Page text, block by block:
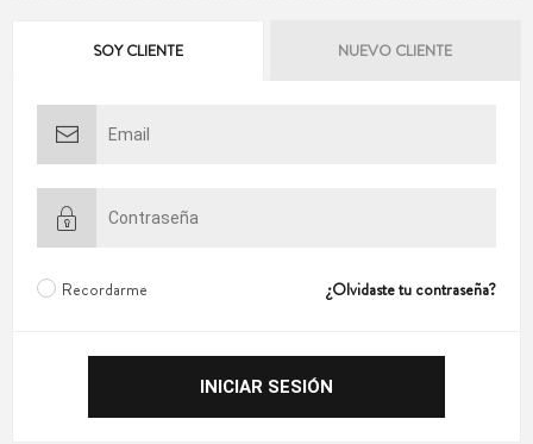
SOY CLIENTE NUEVO CLIENTE
Recordarme ¿Olvidaste tu contraseña?